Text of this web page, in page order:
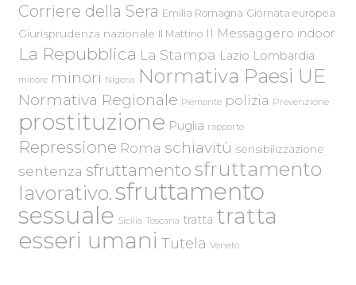
Corriere della Sera Emilia Romagna Giornata europea
Giurisprudenza nazionale Il Mattino Il Messaggero indoor
La Repubblica La Stampa Lazio Lombardia
minore minori Nigeria Normativa Paesi UE
Normativa Regionale Piemonte polizia Prevenzione
prostituzione Puglia rapporto
Repressione Roma schiavitù sensibilizzazione
sentenza sfruttamento sfruttamento
lavorativo.sfruttamento
sessuale Sicilia Toscana tratta tratta
esseri umani Tutela Veneto